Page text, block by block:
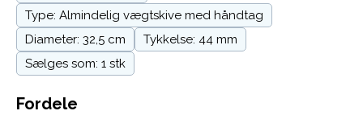
Fordele
Type: Almindelig vægtskive med håndtag
Diameter: 32,5 cm
Tykkelse: 44 mm
Sælges som: 1 stk